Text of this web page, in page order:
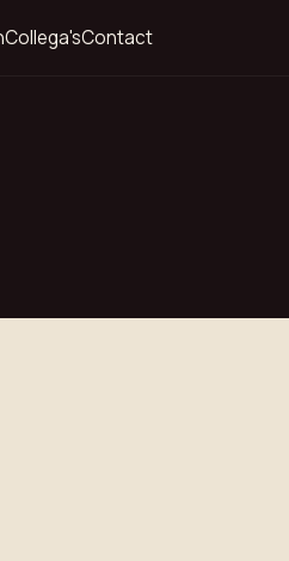
Collega'sContact